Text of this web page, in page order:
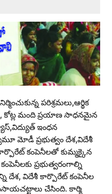
పరిశ్రమలు,ఆర్థిక
కోట్ల మంది ప్రయాణ సాధనమైన
ఇంధన
మోడీ ప్రభుత్వం దేశ,విదేశీ
కంపెనీలతో కుమ్మక్కైన
ప్రభుత్వరంగాల్ని
దేశ, విదేశీ కార్పొరేట్‌ కంపెనీల
చేసింది. కార్మి